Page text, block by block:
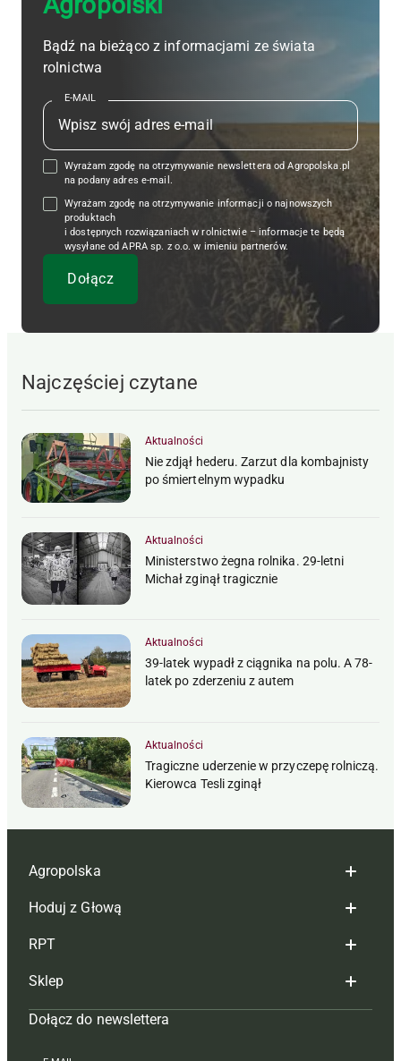
Bądź na bieżąco z informacjami ze świata
rolnictwa
E-MAIL
Wyrażam zgodę na otrzymywanie newslettera od Agropolska.pl
na podany adres e-mail.
Wyrażam zgodę na otrzymywanie informacji o najnowszych
produktach
i dostępnych rozwiązaniach w rolnictwie – informacje te będą
wysyłane od APRA sp. z o.o. w imieniu partnerów.
Najczęściej czytane
Aktualności
Nie zdjął hederu. Zarzut dla kombajnisty
po śmiertelnym wypadku
Aktualności
Ministerstwo żegna rolnika. 29-letni
Michał zginął tragicznie
Aktualności
39-latek wypadł z ciągnika na polu. A 78-
latek po zderzeniu z autem
Aktualności
Tragiczne uderzenie w przyczepę rolniczą.
Kierowca Tesli zginął
Agropolska
Redakcja
Reklama
Tagi
Mapa serwisu
Kontakt
Hoduj z Głową
Hoduj z głową bydło
Hoduj z głową świnie
Prenumerata
Redakcja
RPT
Redakcja
Prenumerata
Sklep
Czasopisma i prenumerata
Dołącz do newslettera